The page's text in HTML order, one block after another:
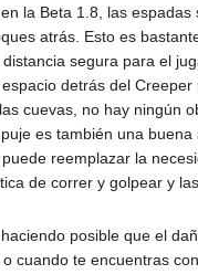
la Beta 1.8, las
atrás. Esto es
segura para el
detrás del
cuevas, no hay ningún
es también una
reemplazar la
de correr y golpear y
posible que el
cuando te encuentras